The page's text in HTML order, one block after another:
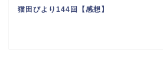
猫田びより144回【感想】